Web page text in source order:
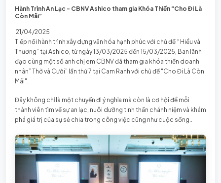
Hành Trình An Lạc - CBNV Ashico tham gia Khóa Thiền “Cho Đi Là
Còn Mãi”
21/04/2025
Tiếp nối hành trình xây dựng văn hóa hạnh phúc với chủ đề “ Hiểu và
Thương” tại Ashico, từ ngày 13/03/2025 đến 15/03/2025, Ban lãnh
đạo cùng một số anh chị em CBNV đã tham gia khóa thiền doanh
nhân” Thở và Cười” lần thứ 7 tại Cam Ranh với chủ đề "Cho Đi Là Còn
Mãi".
Đây không chỉ là một chuyến đi ý nghĩa mà còn là cơ hội để mỗi
thành viên tìm về sự an lạc, nuôi dưỡng tinh thần chánh niệm và khám
phá giá trị của sự sẻ chia trong công việc cũng như cuộc sống..